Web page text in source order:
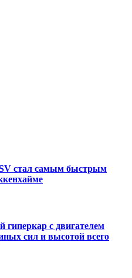
стал самым быстрым
с двигателем
сил и высотой всего